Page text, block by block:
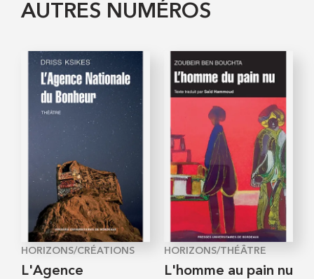
AUTRES NUMÉROS
HORIZONS/CRÉATIONS
L'Agence
HORIZONS/THÉÂTRE
L'homme au pain nu